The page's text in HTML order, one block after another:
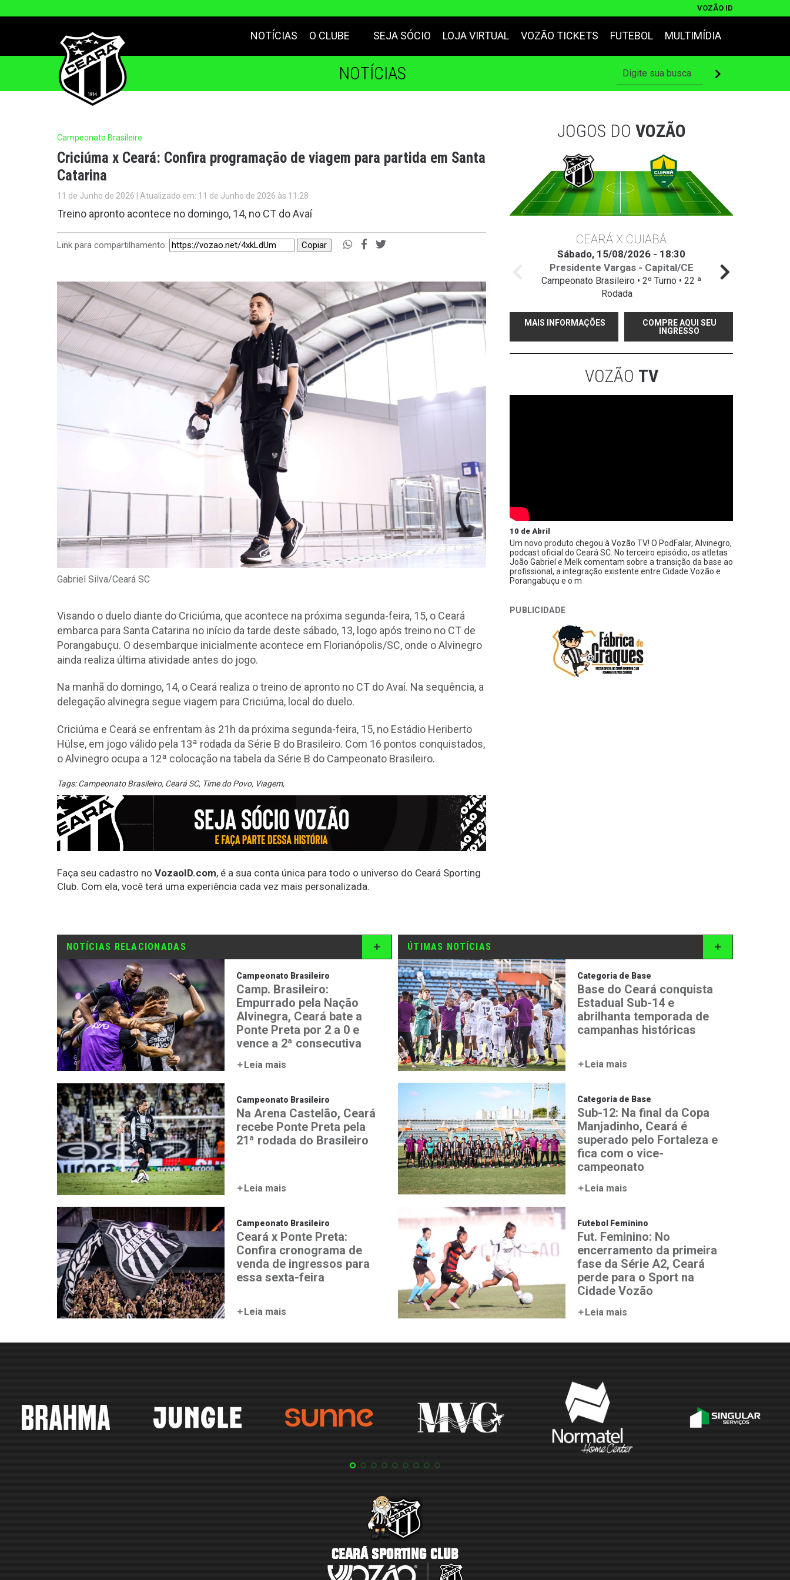
VOZÃO ID
NOTÍCIAS O CLUBE SEJA SÓCIO LOJA VIRTUAL VOZÃO TICKETS FUTEBOL MULTIMÍDIA
NOTÍCIAS
Campeonato Brasileiro
Criciúma x Ceará: Confira programação de viagem para partida em Santa
Catarina
11 de Junho de 2026 | Atualizado em: 11 de Junho de 2026 às 11:28
Treino apronto acontece no domingo, 14, no CT do Avaí
Link para compartilhamento: Copiar
Gabriel Silva/Ceará SC
Visando o duelo diante do Criciúma, que acontece na próxima segunda-feira, 15, o Ceará
embarca para Santa Catarina no início da tarde deste sábado, 13, logo após treino no CT de
Porangabuçu. O desembarque inicialmente acontece em Florianópolis/SC, onde o Alvinegro
ainda realiza última atividade antes do jogo.
Na manhã do domingo, 14, o Ceará realiza o treino de apronto no CT do Avaí. Na sequência, a
delegação alvinegra segue viagem para Criciúma, local do duelo.
Criciúma e Ceará se enfrentam às 21h da próxima segunda-feira, 15, no Estádio Heriberto
Hülse, em jogo válido pela 13ª rodada da Série B do Brasileiro. Com 16 pontos conquistados,
o Alvinegro ocupa a 12ª colocação na tabela da Série B do Campeonato Brasileiro.
Tags:Campeonato Brasileiro, Ceará SC, Time do Povo, Viagem,
Faça seu cadastro no VozaoID.com, é a sua conta única para todo o universo do Ceará Sporting
Club. Com ela, você terá uma experiência cada vez mais personalizada.
JOGOS DO VOZÃO
CEARÁ X CUIABÁ
Sábado, 15/08/2026 - 18:30
Presidente Vargas - Capital/CE
Campeonato Brasileiro • 2º Turno • 22 ª
Rodada
MAIS INFORMAÇÕES
COMPRE AQUI SEU
INGRESSO
VOZÃO TV
10 de Abril
Um novo produto chegou à Vozão TV! O PodFalar, Alvinegro,
podcast oficial do Ceará SC. No terceiro episódio, os atletas
João Gabriel e Melk comentam sobre a transição da base ao
profissional, a integração existente entre Cidade Vozão e
Porangabuçu e o m
PUBLICIDADE
NOTÍCIAS RELACIONADAS
Campeonato Brasileiro
Camp. Brasileiro:
Empurrado pela Nação
Alvinegra, Ceará bate a
Ponte Preta por 2 a 0 e
vence a 2ª consecutiva
Leia mais
Campeonato Brasileiro
Na Arena Castelão, Ceará
recebe Ponte Preta pela
21ª rodada do Brasileiro
Leia mais
Campeonato Brasileiro
Ceará x Ponte Preta:
Confira cronograma de
venda de ingressos para
essa sexta-feira
Leia mais
ÚTIMAS NOTÍCIAS
Categoria de Base
Base do Ceará conquista
Estadual Sub-14 e
abrilhanta temporada de
campanhas históricas
Leia mais
Categoria de Base
Sub-12: Na final da Copa
Manjadinho, Ceará é
superado pelo Fortaleza e
fica com o vice-
campeonato
Leia mais
Futebol Feminino
Fut. Feminino: No
encerramento da primeira
fase da Série A2, Ceará
perde para o Sport na
Cidade Vozão
Leia mais
CEARÁ SPORTING CLUB